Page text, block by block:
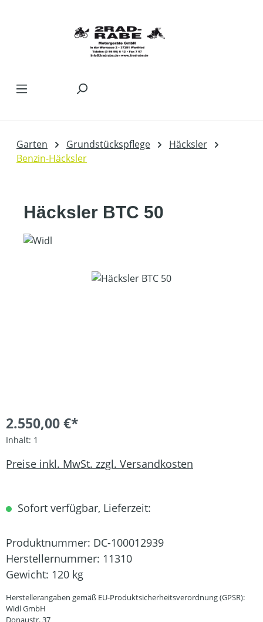
Garten Grundstückspflege
Häcksler
Benzin-Häcksler
Häcksler BTC 50
Bildergalerie überspringen
2.550,00 €*
Inhalt: 1
Preise inkl. MwSt. zzgl. Versandkosten
Sofort verfügbar, Lieferzeit:
Produktnummer: DC-100012939
Herstellernummer: 11310
Gewicht: 120 kg
Herstellerangaben gemäß EU-Produktsicherheitsverordnung (GPSR):
Widl GmbH
Donaustr. 37